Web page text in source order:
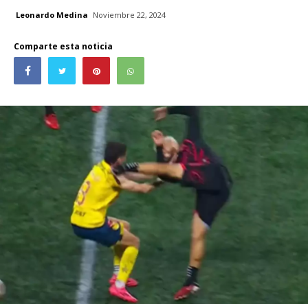
Leonardo Medina Noviembre 22, 2024
Comparte esta noticia